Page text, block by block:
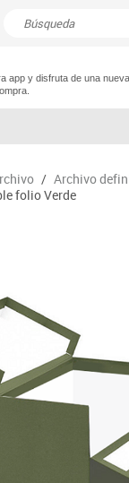
app y disfruta de una
Resultados de la
/ Archivo
folio Verde